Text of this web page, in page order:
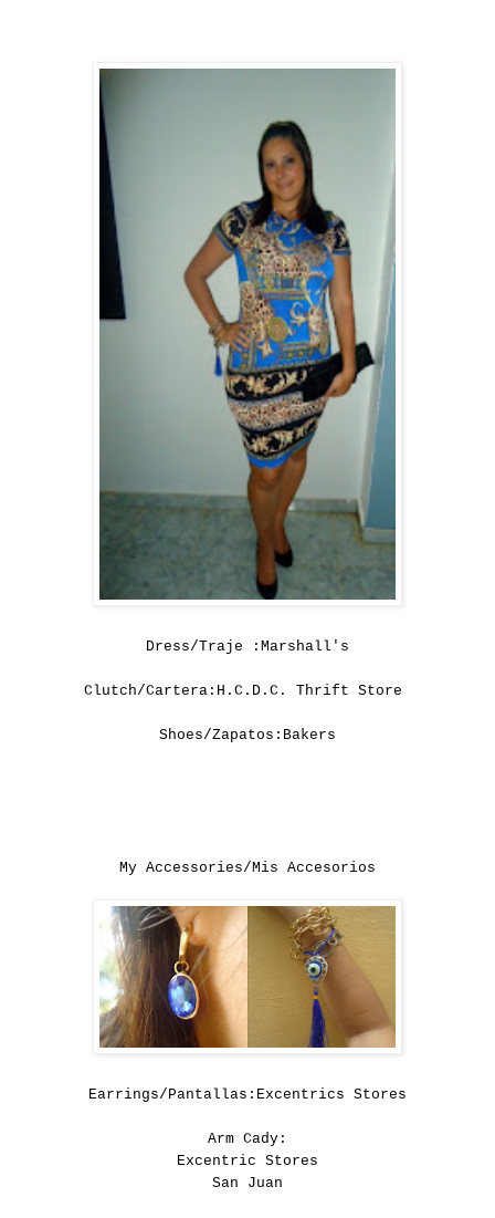
Dress/Traje :Marshall's
Clutch/Cartera:H.C.D.C. Thrift Store
Shoes/Zapatos:Bakers
My Accessories/Mis Accesorios
Earrings/Pantallas:Excentrics Stores
Arm Cady:
Excentric Stores
San Juan